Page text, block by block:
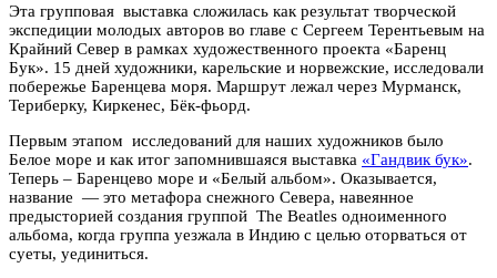
Эта групповая выставка сложилась как результат творческой
экспедиции молодых авторов во главе с Сергеем Терентьевым на
Крайний Север в рамках художественного проекта «Баренц
Бук». 15 дней художники, карельские и норвежские, исследовали
побережье Баренцева моря. Маршрут лежал через Мурманск,
Териберку, Киркенес, Бёк-фьорд.
Первым этапом исследований для наших художников было
Белое море и как итог запомнившаяся выставка «Гандвик бук».
Теперь – Баренцево море и «Белый альбом». Оказывается,
название — это метафора снежного Севера, навеянное
предысторией создания группой The Beatles одноименного
альбома, когда группа уезжала в Индию с целью оторваться от
суеты, уединиться.